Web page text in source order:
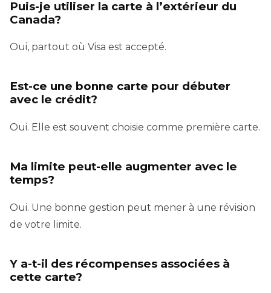
Puis-je utiliser la carte à l’extérieur du
Canada?
Oui, partout où Visa est accepté.
Est-ce une bonne carte pour débuter
avec le crédit?
Oui. Elle est souvent choisie comme première carte.
Ma limite peut-elle augmenter avec le
temps?
Oui. Une bonne gestion peut mener à une révision
de votre limite.
Y a-t-il des récompenses associées à
cette carte?